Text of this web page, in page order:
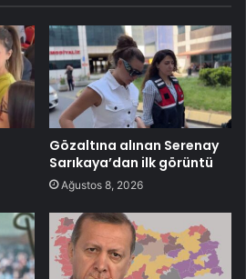
Gözaltına alınan Serenay
Sarıkaya’dan ilk görüntü
Ağustos 8, 2026